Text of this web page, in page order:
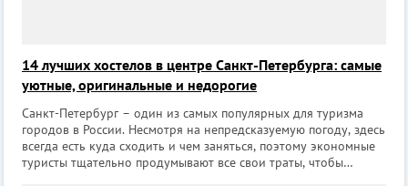
14 лучших хостелов в центре Санкт-Петербурга: самые
уютные, оригинальные и недорогие
Санкт-Петербург – один из самых популярных для туризма
городов в России. Несмотря на непредсказуемую погоду, здесь
всегда есть куда сходить и чем заняться, поэтому экономные
туристы тщательно продумывают все свои траты, чтобы